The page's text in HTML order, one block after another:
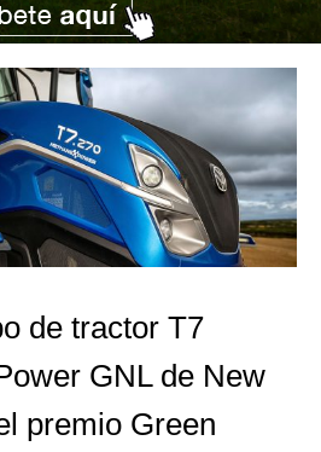
de tractor T7
GNL de New
premio Green